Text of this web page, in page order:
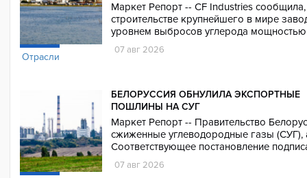
Отрасли
Маркет Репорт -- CF Industries сообщила,
строительстве крупнейшего в мире
уровнем выбросов углерода мощностью
07 авг 2026
БЕЛОРУССИЯ ОБНУЛИЛА ЭКСПОРТНЫЕ
ПОШЛИНЫ НА СУГ
Маркет Репорт -- Правительство
сжиженные углеводородные газы (СУГ),
Соответствующее постановление
07 авг 2026